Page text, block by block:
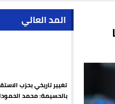
المد العالي
تغيير تاريخي بحزب
بالحسيمة: محمد